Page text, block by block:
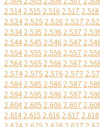
2,5142,515 2,516 2,517 2,518
2,5242,525 2,526 2,527
2,5342,535 2,536 2,537
2,5442,545 2,546 2,547
2,5542,555 2,556 2,557
2,5642,565 2,566 2,567
2,5742,575 2,576 2,577
2,5842,585 2,586 2,587
2,5942,595 2,596 2,597
2,6042,605 2,606 2,607
2,6142,615 2,616 2,617 2,618